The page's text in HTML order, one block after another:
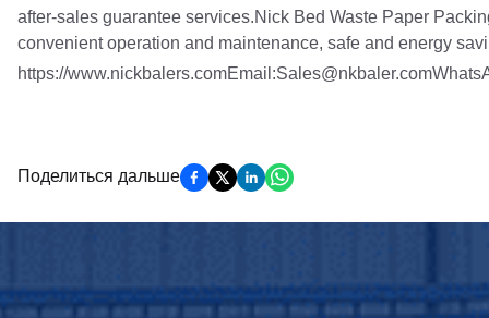
after-sales guarantee services.Nick Bed Waste Paper
convenient operation and maintenance, safe and energy
https://
Поделиться дальше